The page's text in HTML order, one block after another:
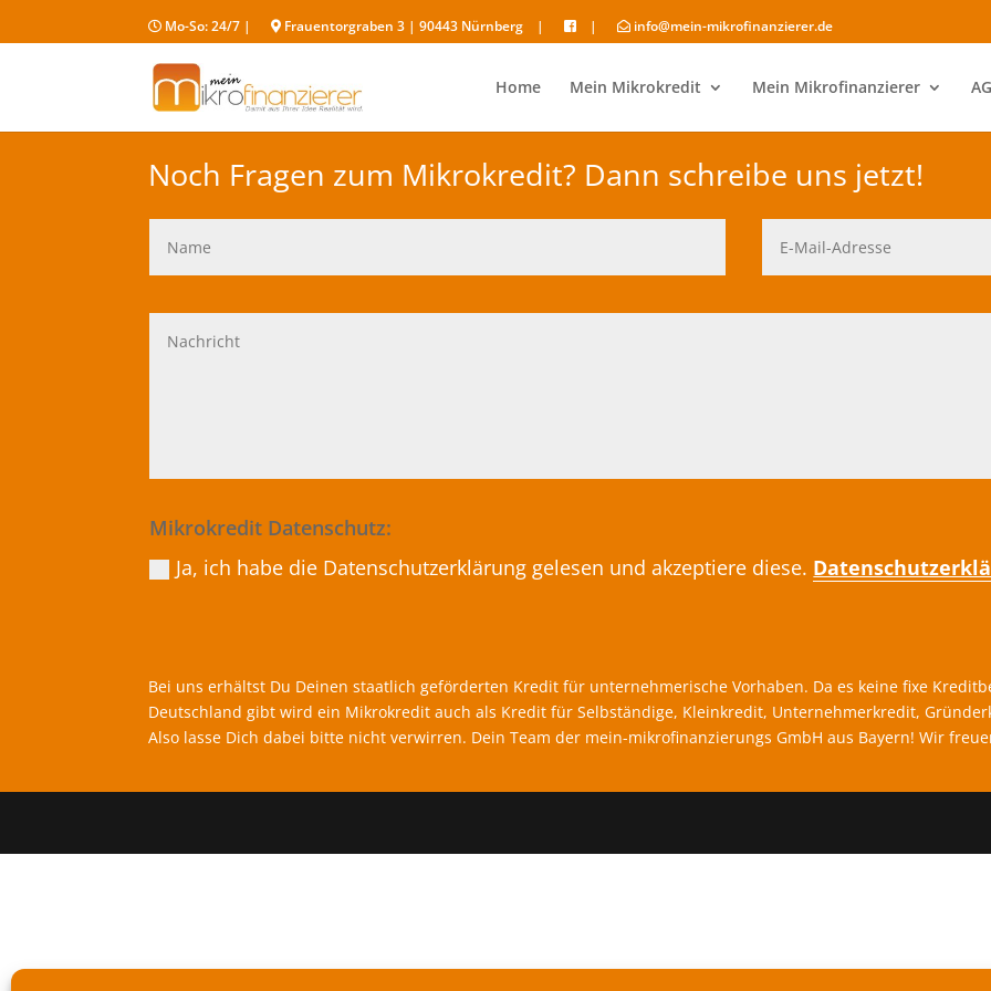
Mo-So: 24/7 | Frauentorgraben 3 | 90443 Nürnberg | | info@mein-mikrofinanzierer.de
Home Mein Mikrokredit Mein Mikrofinanzierer
Noch Fragen zum Mikrokredit? Dann schreibe uns jetzt!
Mikrokredit Datenschutz:
Ja, ich habe die Datenschutzerklärung gelesen und akzeptiere diese.
Bei uns erhältst Du Deinen staatlich geförderten Kredit für unternehmerische Vorhaben. Da es keine fixe
Deutschland gibt wird ein Mikrokredit auch als Kredit für Selbständige, Kleinkredit, Unternehmerkredit,
Also lasse Dich dabei bitte nicht verwirren. Dein Team der mein-mikrofinanzierungs GmbH aus Bayern! Wir